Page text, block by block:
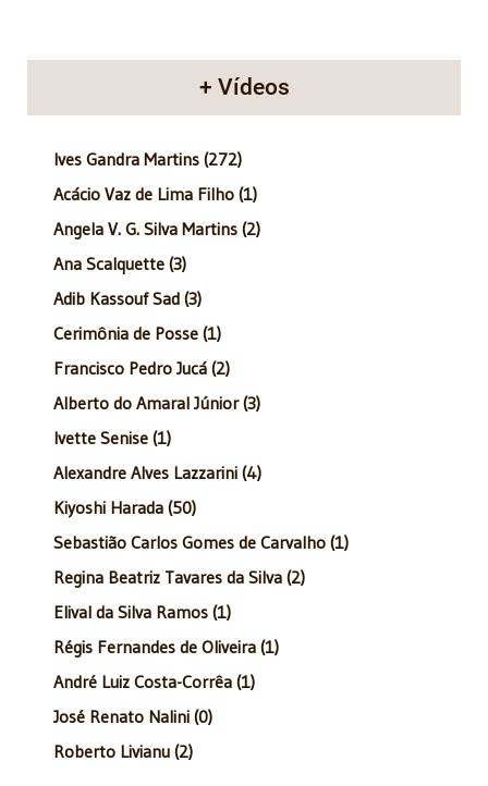
+ Vídeos
Ives Gandra Martins (272)
Acácio Vaz de Lima Filho (1)
Angela V. G. Silva Martins (2)
Ana Scalquette (3)
Adib Kassouf Sad (3)
Cerimônia de Posse (1)
Francisco Pedro Jucá (2)
Alberto do Amaral Júnior (3)
Ivette Senise (1)
Alexandre Alves Lazzarini (4)
Kiyoshi Harada (50)
Sebastião Carlos Gomes de Carvalho (1)
Regina Beatriz Tavares da Silva (2)
Elival da Silva Ramos (1)
Régis Fernandes de Oliveira (1)
André Luiz Costa-Corrêa (1)
José Renato Nalini (0)
Roberto Livianu (2)